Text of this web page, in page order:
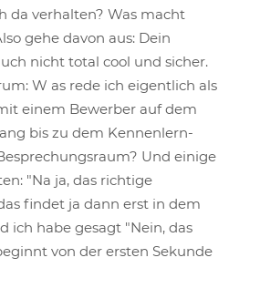
da verhalten? Was macht
gehe davon aus: Dein
nicht total cool und sicher.
W as rede ich eigentlich als
einem Bewerber auf dem
bis zu dem Kennenlern-
Und einige
"Na ja, das richtige
findet ja dann erst in dem
ich habe gesagt "Nein, das
von der ersten Sekunde